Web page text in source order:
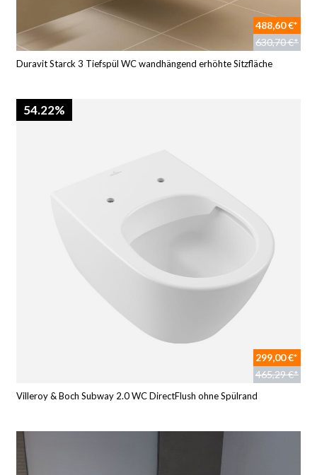
488,60 €*
630,70 €*
Duravit Starck 3 Tiefspül WC wandhängend erhöhte Sitzfläche
54.22%
299,00 €*
465,29 €*
Villeroy & Boch Subway 2.0 WC DirectFlush ohne Spülrand